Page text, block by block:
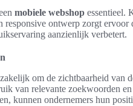
mobiele webshop essentieel.
responsive ontwerp zorgt ervoor
aanzienlijk verbetert.
om de zichtbaarheid van
van relevante zoekwoorden
kunnen ondernemers hun